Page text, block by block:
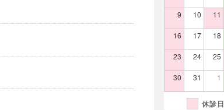
9 10 11
16 17 18
23 24 25
30 31 1
休診日